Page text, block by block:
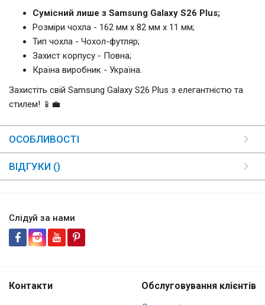
Сумісний лише з Samsung Galaxy S26 Plus;
Розміри чохла - 162 мм x 82 мм x 11 мм;
Тип чохла - Чохол-футляр;
Захист корпусу - Повна;
Країна виробник - Україна.
Захистіть свій Samsung Galaxy S26 Plus з елегантністю та
стилем! 📱💼
ОСОБЛИВОСТІ
ВІДГУКИ ()
Слідуй за нами
Контакти Обслуговування клієнтів